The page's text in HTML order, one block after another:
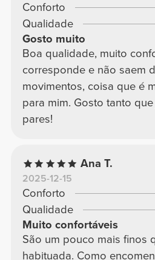
Conforto
Qualidade
Gosto muito
Boa qualidade, muito
corresponde e não saem
movimentos, coisa que é
para mim. Gosto tanto
pares!
Ana T.
2025-12-15
Conforto
Qualidade
Muito confortáveis
São um pouco mais finos
habituada. Como